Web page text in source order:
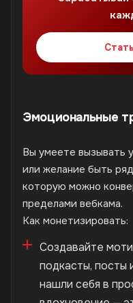
Эмоциональные
Вы умеете вызывать
или желание быть
которую можно
пределами вебкама.
Как монетизировать:
Создавайте
подкасты, посты
нашли себя в